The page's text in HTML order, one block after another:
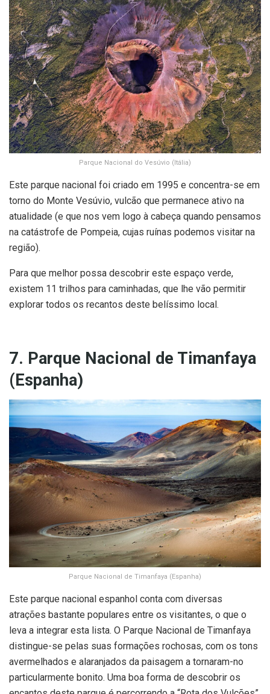
Parque Nacional do Vesúvio (Itália)
Este parque nacional foi criado em 1995 e concentra-se em
torno do Monte Vesúvio, vulcão que permanece ativo na
atualidade (e que nos vem logo à cabeça quando pensamos
na catástrofe de Pompeia, cujas ruínas podemos visitar na
região).
Para que melhor possa descobrir este espaço verde,
existem 11 trilhos para caminhadas, que lhe vão permitir
explorar todos os recantos deste belíssimo local.
7. Parque Nacional de Timanfaya
(Espanha)
Parque Nacional de Timanfaya (Espanha)
Este parque nacional espanhol conta com diversas
atrações bastante populares entre os visitantes, o que o
leva a integrar esta lista. O Parque Nacional de Timanfaya
distingue-se pelas suas formações rochosas, com os tons
avermelhados e alaranjados da paisagem a tornaram-no
particularmente bonito. Uma boa forma de descobrir os